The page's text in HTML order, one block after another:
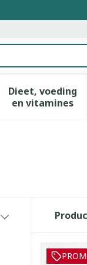
voor
Dieet, voeding
en vitamines
Toon